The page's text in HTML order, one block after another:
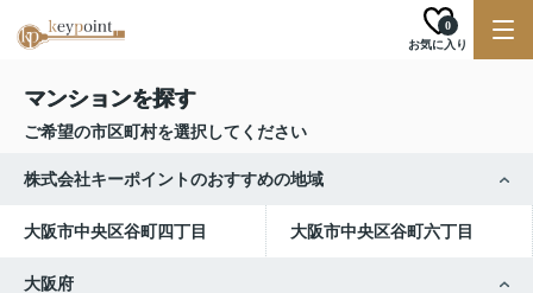
お気に入り
0
マンションを探す
ご希望の市区町村を選択してください
株式会社キーポイントのおすすめの地域
大阪市中央区谷町四丁目 大阪市中央区谷町六丁目
大阪府